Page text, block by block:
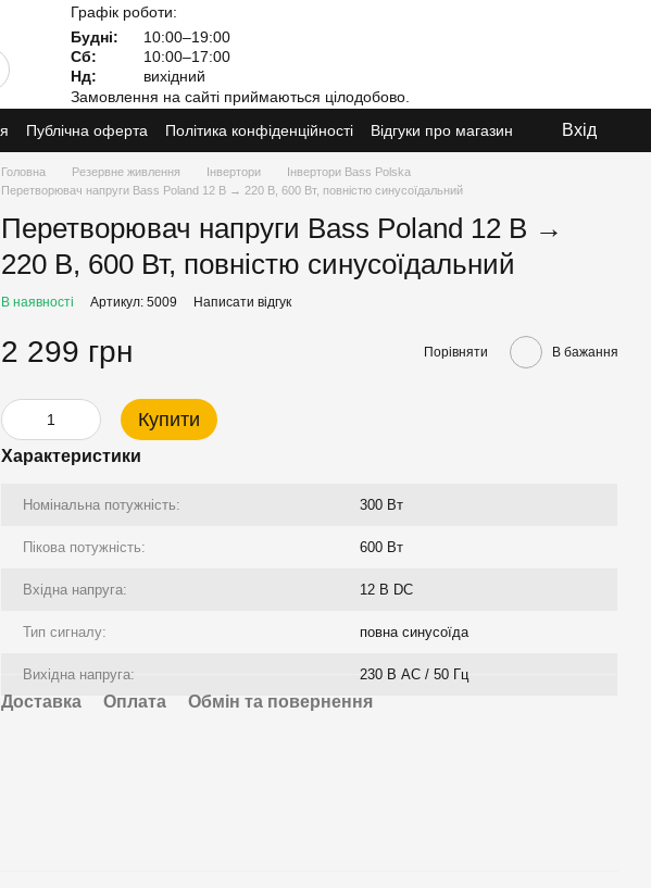
Графік роботи:
Будні:
10:00–19:00
Сб:
10:00–17:00
Нд:
вихідний
Замовлення на сайті приймаються цілодобово.
Публічна оферта Політика конфіденційності Відгуки про магазин Вхід
Головна Резервне живлення Інвертори
Інвертори Bass Polska
Перетворювач напруги Bass Poland 12 В → 220 В, 600 Вт, повністю синусоїдальний
Перетворювач напруги Bass Poland 12 В →
220 В, 600 Вт, повністю синусоїдальний
В наявності Артикул: 5009 Написати відгук
2 299 грн Порівняти В бажання
Купити
Характеристики
Номінальна потужність: 300 Вт
Пікова потужність: 600 Вт
Вхідна напруга: 12 В DC
Тип сигналу: повна синусоїда
Вихідна напруга: 230 В AC / 50 Гц
Доставка Оплата Обмін та повернення